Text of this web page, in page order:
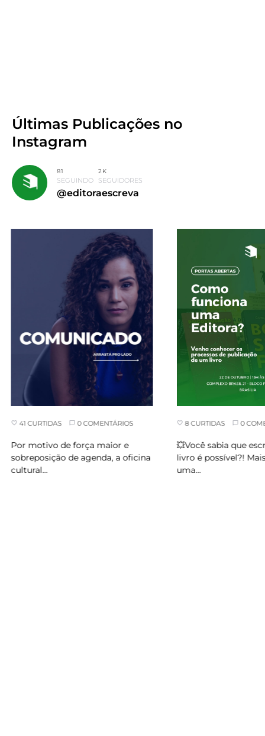
Últimas Publicações no
Instagram
81
SEGUINDO
2K
SEGUIDORES
@editoraescreva
41 CURTIDAS 0 COMENTÁRIOS
Por motivo de força maior e
sobreposição de agenda, a oficina
cultural…
8 CURTIDAS 0
💥Você sabia que
livro é possível?! Mais
uma…